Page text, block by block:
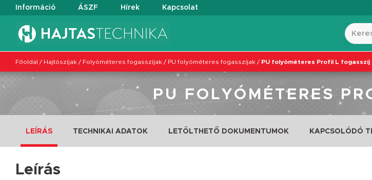
Információ ÁSZF Hírek Kapcsolat
Főoldal / Hajtószíjak / Folyóméteres fogasszíjak / PU folyóméteres fogasszíjak / PU folyóméteres Profil L fogasszíj
PU FOLYÓMÉTERES
LEÍRÁS TECHNIKAI ADATOK LETÖLTHETŐ DOKUMENTUMOK KAPCSOLÓDÓ
Leírás